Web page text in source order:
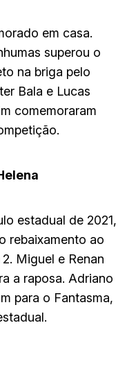
em casa.
superou o
na briga pelo
Bala e Lucas
comemoraram
estadual de 2021,
rebaixamento ao
Miguel e Renan
a raposa. Adriano
para o Fantasma,